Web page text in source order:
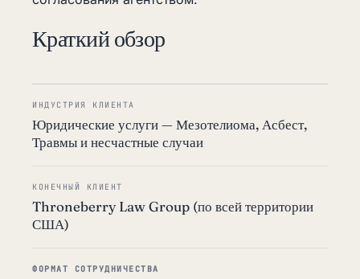
Краткий обзор
ИНДУСТРИЯ КЛИЕНТА
Юридические услуги — Мезотелиома, Асбест,
Травмы и несчастные случаи
КОНЕЧНЫЙ КЛИЕНТ
Throneberry Law Group (по всей территории
США)
ФОРМАТ СОТРУДНИЧЕСТВА